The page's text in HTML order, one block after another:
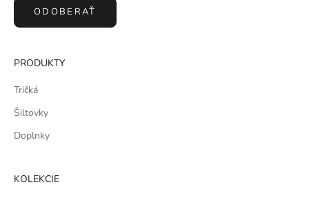
ODOBERAŤ
PRODUKTY
Tričká
Šiltovky
Doplnky
KOLEKCIE